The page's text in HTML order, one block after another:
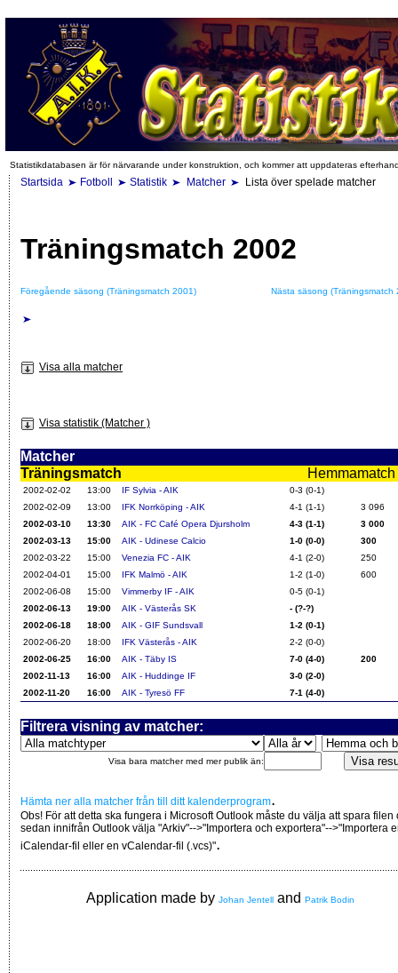
Statistikdatabasen är för närvarande under konstruktion, och kommer att uppdateras
Startsida Fotboll Statistik Matcher Lista över spelade matcher
Träningsmatch 2002
Föregående säsong (Träningsmatch 2001) Nästa säsong (Träningsmatch
Visa alla matcher
Visa statistik (Matcher )
Matcher
Träningsmatch
2002-02-02 13:00 IF Sylvia - AIK
0-3 (0-1)
2002-02-09
13:00 IFK Norrköping - AIK 4-1 (1-1)
3 096
2002-03-10
13:30 AIK - FC Café Opera Djursholm 4-3 (1-1)
3 000
2002-03-13
15:00 AIK - Udinese Calcio 1-0 (0-0)
300
2002-03-22
15:00 Venezia FC - AIK 4-1 (2-0)
250
2002-04-01
15:00 IFK Malmö - AIK 1-2 (1-0)
600
2002-06-08
15:00 Vimmerby IF - AIK
0-5 (0-1)
2002-06-13
19:00 AIK - Västerås SK
- (?-?)
2002-06-18
18:00 AIK - GIF Sundsvall
1-2 (0-1)
2002-06-20
18:00 IFK Västerås - AIK
2-2 (0-0)
2002-06-25
16:00 AIK - Täby IS 7-0 (4-0)
200
2002-11-13
16:00 AIK - Huddinge IF
3-0 (2-0)
2002-11-20
16:00 AIK - Tyresö FF 7-1 (4-0)
Filtrera visning av matcher:
Visa bara matcher med mer publik än:
Hämta ner alla matcher från till ditt kalenderprogram.
Obs! För att detta ska fungera i Microsoft Outlook måste du välja att spara filen
sedan innifrån Outlook välja "Arkiv"-->"Importera och exportera"-->"Importera
iCalendar-fil eller en vCalendar-fil (.vcs)".
Application made by Johan Jentell and Patrik Bodin